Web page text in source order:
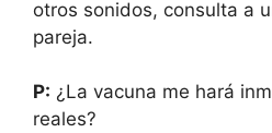
otros sonidos, consulta a
pareja.
P: ¿La vacuna me hará
reales?